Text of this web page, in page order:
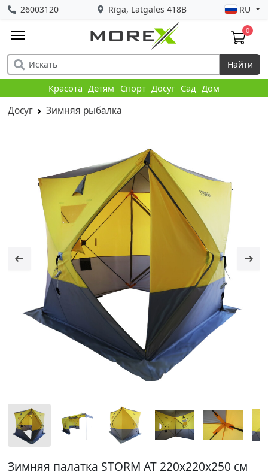
Rīga, Latgales 418B
26003120 RU
0
Найти
Красота Детям Спорт Досуг Сад Дом
Досуг Зимняя рыбалка
Зимняя палатка STORM AT 220x220x250 см